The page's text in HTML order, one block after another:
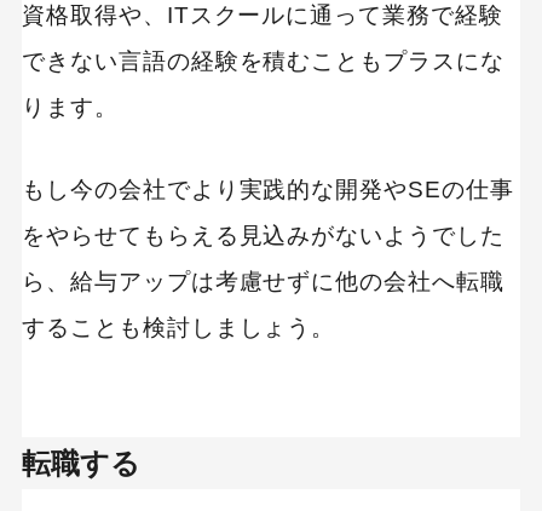
資格取得や、ITスクールに通って業務で経験
できない言語の経験を積むこともプラスにな
ります。
もし今の会社でより実践的な開発やSEの仕事
をやらせてもらえる見込みがないようでした
ら、給与アップは考慮せずに他の会社へ転職
することも検討しましょう。
転職する